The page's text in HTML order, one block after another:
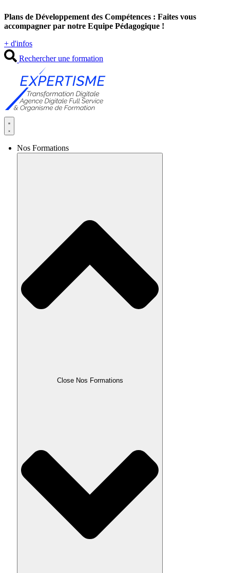
au
contenu
Plans de Développement des Compétences : Faites vous
accompagner par notre Equipe Pédagogique !
+ d'infos
Rechercher une formation
Nos Formations
Close Nos Formations